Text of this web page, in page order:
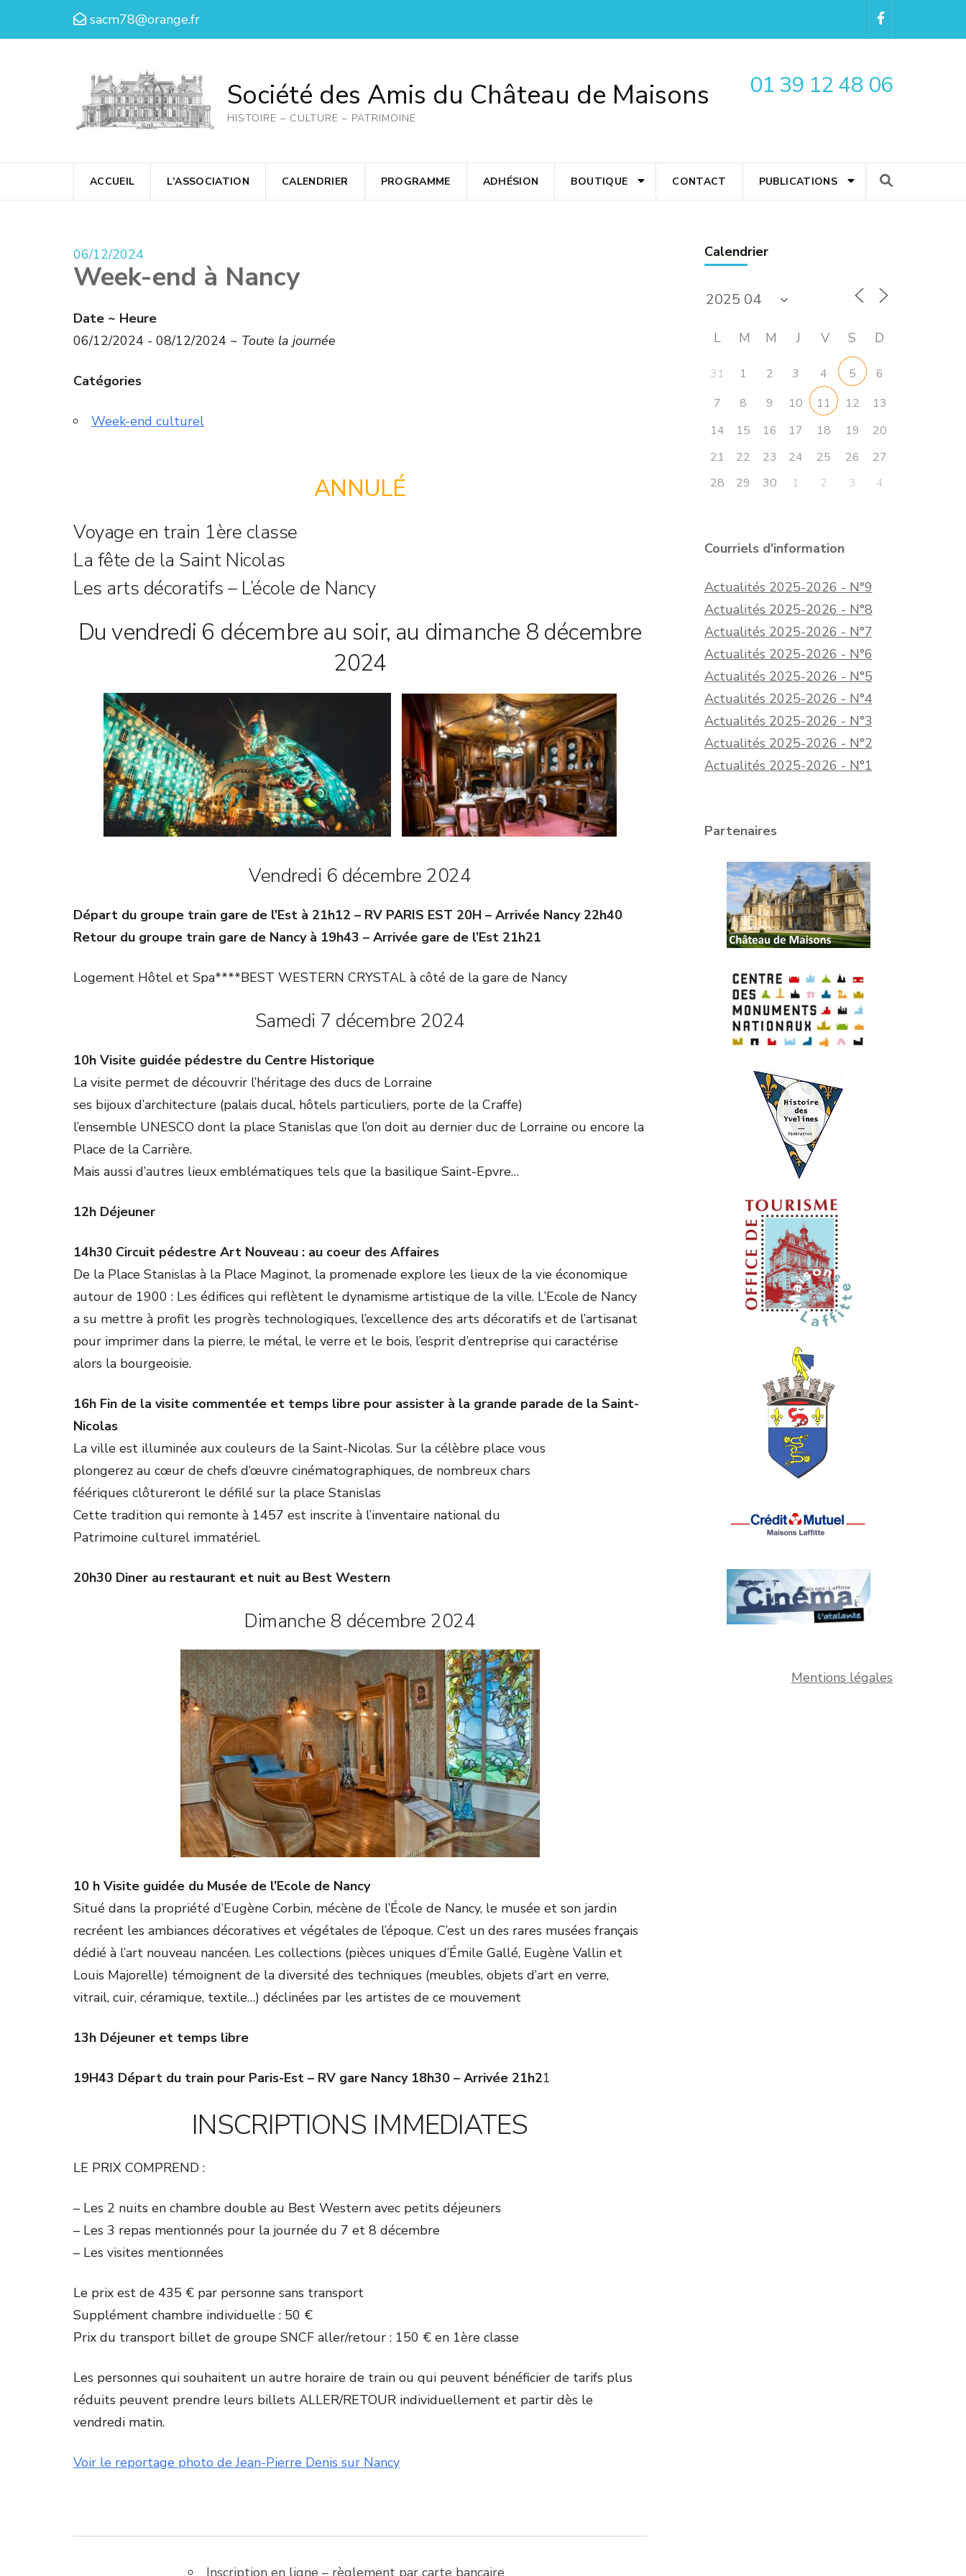
sacm78@orange.fr
Société des Amis du Château de Maisons
HISTOIRE – CULTURE – PATRIMOINE
01 39 12 48 06
ACCUEIL L’ASSOCIATION CALENDRIER PROGRAMME ADHÉSION BOUTIQUE CONTACT PUBLICATIONS
06/12/2024
Week-end à Nancy
Date ~ Heure
06/12/2024 - 08/12/2024 ~ Toute la journée
Catégories
Week-end culturel
ANNULÉ
Voyage en train 1ère classe
La fête de la Saint Nicolas
Les arts décoratifs – L’école de Nancy
Du vendredi 6 décembre au soir, au dimanche 8 décembre
2024
Vendredi 6 décembre 2024
Départ du groupe train gare de l’Est à 21h12 – RV PARIS EST 20H – Arrivée Nancy 22h40
Retour du groupe train gare de Nancy à 19h43 – Arrivée gare de l’Est 21h21
Logement Hôtel et Spa****BEST WESTERN CRYSTAL à côté de la gare de Nancy
Samedi 7 décembre 2024
10h Visite guidée pédestre du Centre Historique
La visite permet de découvrir l’héritage des ducs de Lorraine
ses bijoux d’architecture (palais ducal, hôtels particuliers, porte de la Craffe)
l’ensemble UNESCO dont la place Stanislas que l’on doit au dernier duc de Lorraine ou encore la
Place de la Carrière.
Mais aussi d’autres lieux emblématiques tels que la basilique Saint-Epvre…
12h Déjeuner
14h30 Circuit pédestre Art Nouveau : au coeur des Affaires
De la Place Stanislas à la Place Maginot, la promenade explore les lieux de la vie économique
autour de 1900 : Les édifices qui reflètent le dynamisme artistique de la ville. L’Ecole de Nancy
a su mettre à profit les progrès technologiques, l’excellence des arts décoratifs et de l’artisanat
pour imprimer dans la pierre, le métal, le verre et le bois, l’esprit d’entreprise qui caractérise
alors la bourgeoisie.
16h Fin de la visite commentée et temps libre pour assister à la grande parade de la Saint-
Nicolas
La ville est illuminée aux couleurs de la Saint-Nicolas. Sur la célèbre place vous
plongerez au cœur de chefs d’œuvre cinématographiques, de nombreux chars
féériques clôtureront le défilé sur la place Stanislas
Cette tradition qui remonte à 1457 est inscrite à l’inventaire national du
Patrimoine culturel immatériel.
20h30 Diner au restaurant et nuit au Best Western
Dimanche 8 décembre 2024
10 h Visite guidée du Musée de l’Ecole de Nancy
Situé dans la propriété d’Eugène Corbin, mécène de l’École de Nancy, le musée et son jardin
recréent les ambiances décoratives et végétales de l’époque. C’est un des rares musées français
dédié à l’art nouveau nancéen. Les collections (pièces uniques d’Émile Gallé, Eugène Vallin et
Louis Majorelle) témoignent de la diversité des techniques (meubles, objets d’art en verre,
vitrail, cuir, céramique, textile…) déclinées par les artistes de ce mouvement
13h Déjeuner et temps libre
19H43 Départ du train pour Paris-Est – RV gare Nancy 18h30 – Arrivée 21h21
INSCRIPTIONS IMMEDIATES
LE PRIX COMPREND :
– Les 2 nuits en chambre double au Best Western avec petits déjeuners
– Les 3 repas mentionnés pour la journée du 7 et 8 décembre
– Les visites mentionnées
Le prix est de 435 € par personne sans transport
Supplément chambre individuelle : 50 €
Prix du transport billet de groupe SNCF aller/retour : 150 € en 1ère classe
Les personnes qui souhaitent un autre horaire de train ou qui peuvent bénéficier de tarifs plus
réduits peuvent prendre leurs billets ALLER/RETOUR individuellement et partir dès le
vendredi matin.
Voir le reportage photo de Jean-Pierre Denis sur Nancy
Inscription en ligne – règlement par carte bancaire
Calendrier
L M M J V S D
31 1 2 3 4 5
6
7
8 9 10 11 12
13
14
15 16 17 18 19
20
21
22 23 24 25 26
27
28
29 30 1 2 3 4
Courriels d'information
Actualités 2025-2026 - N°9
Actualités 2025-2026 - N°8
Actualités 2025-2026 - N°7
Actualités 2025-2026 - N°6
Actualités 2025-2026 - N°5
Actualités 2025-2026 - N°4
Actualités 2025-2026 - N°3
Actualités 2025-2026 - N°2
Actualités 2025-2026 - N°1
Partenaires
Mentions légales